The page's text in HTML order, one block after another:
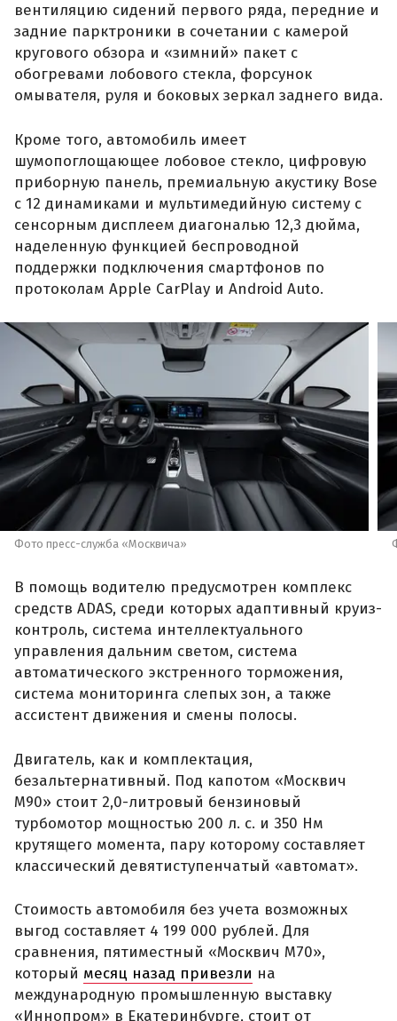
вентиляцию сидений первого ряда, передние и
задние парктроники в сочетании с камерой
кругового обзора и «зимний» пакет с
обогревами лобового стекла, форсунок
омывателя, руля и боковых зеркал заднего вида.
Кроме того, автомобиль имеет
шумопоглощающее лобовое стекло, цифровую
приборную панель, премиальную акустику Bose
с 12 динамиками и мультимедийную систему с
сенсорным дисплеем диагональю 12,3 дюйма,
наделенную функцией беспроводной
поддержки подключения смартфонов по
протоколам Apple CarPlay и Android Auto.
Фото пресс-служба «Москвича»
В помощь водителю предусмотрен комплекс
средств ADAS, среди которых адаптивный круиз-
контроль, система интеллектуального
управления дальним светом, система
автоматического экстренного торможения,
система мониторинга слепых зон, а также
ассистент движения и смены полосы.
Двигатель, как и комплектация,
безальтернативный. Под капотом «Москвич
М90» стоит 2,0-литровый бензиновый
турбомотор мощностью 200 л. с. и 350 Нм
крутящего момента, пару которому составляет
классический девятиступенчатый «автомат».
Стоимость автомобиля без учета возможных
выгод составляет 4 199 000 рублей. Для
сравнения, пятиместный «Москвич М70»,
который месяц назад привезли на
международную промышленную выставку
«Иннопром» в Екатеринбурге, стоит от